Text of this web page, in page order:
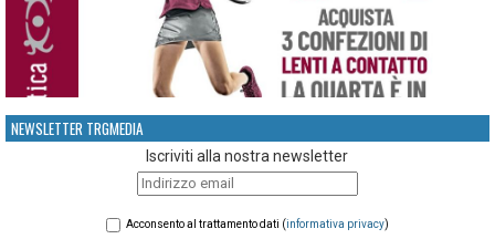
NEWSLETTER TRGMEDIA
Iscriviti alla nostra newsletter
Acconsento al trattamento dati (informativa privacy)